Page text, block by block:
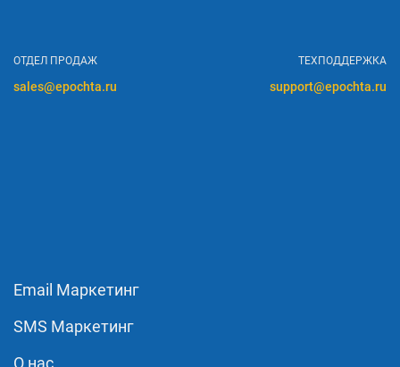
ОТДЕЛ ПРОДАЖ
sales@epochta.ru
ТЕХПОДДЕРЖКА
support@epochta.ru
Email Маркетинг
SMS Маркетинг
О нас